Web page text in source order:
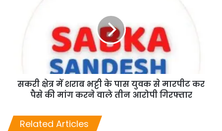
सकरी क्षेत्र में शराब भट्टी के पास युवक से मारपीट कर
पैसे की मांग करने वाले तीन आरोपी गिरफ्तार
Related Articles